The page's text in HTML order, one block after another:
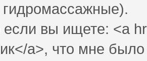
гидромассажные).
вы ищете: <a
a>, что мне